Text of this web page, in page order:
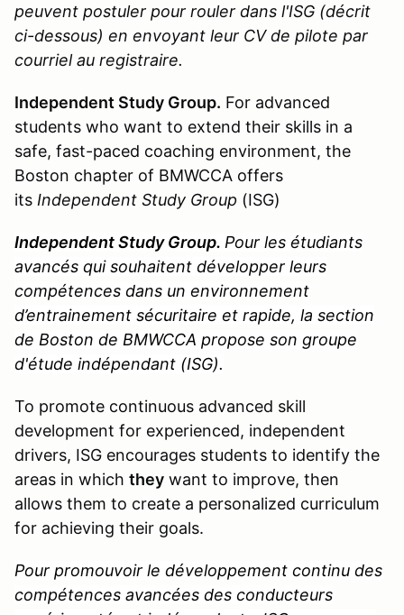
peuvent postuler pour rouler dans l'ISG (décrit
ci-dessous) en envoyant leur CV de pilote par
courriel au registraire.
Independent Study Group. For advanced
students who want to extend their skills in a
safe, fast-paced coaching environment, the
Boston chapter of BMWCCA offers
its Independent Study Group (ISG)
Independent Study Group. Pour les étudiants
avancés qui souhaitent développer leurs
compétences dans un environnement
d’entrainement sécuritaire et rapide, la section
de Boston de BMWCCA propose son groupe
d'étude indépendant (ISG).
To promote continuous advanced skill
development for experienced, independent
drivers, ISG encourages students to identify the
areas in which they want to improve, then
allows them to create a personalized curriculum
for achieving their goals.
Pour promouvoir le développement continu des
compétences avancées des conducteurs